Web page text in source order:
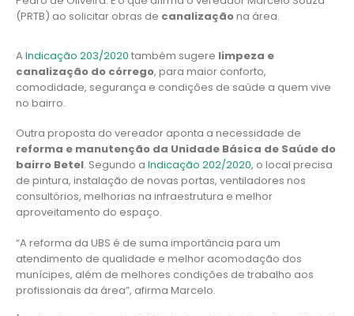
(PRTB) ao solicitar obras de canalizaçãona área.
A Indicação 203/2020 também sugere limpeza e
canalização do córrego, para maior conforto,
comodidade, segurança e condições de saúde a quem vive
no bairro.
Outra proposta do vereador aponta a necessidade de
reforma e manutenção da Unidade Básica de Saúde do
bairro Betel. Segundo a Indicação 202/2020, o local precisa
de pintura, instalação de novas portas, ventiladores nos
consultórios, melhorias na infraestrutura e melhor
aproveitamento do espaço.
“A reforma da UBS é de suma importância para um
atendimento de qualidade e melhor acomodação dos
munícipes, além de melhores condições de trabalho aos
profissionais da área”, afirma Marcelo.